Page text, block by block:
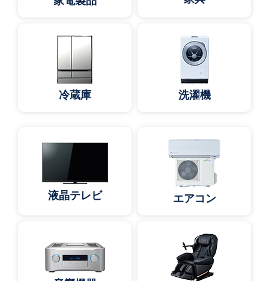
冷蔵庫 洗濯機
液晶テレビ エアコン